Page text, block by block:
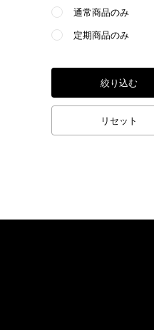
通常商品のみ
定期商品のみ
絞り込む
リセット